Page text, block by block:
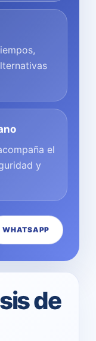
el
y
WHATSAPP
de